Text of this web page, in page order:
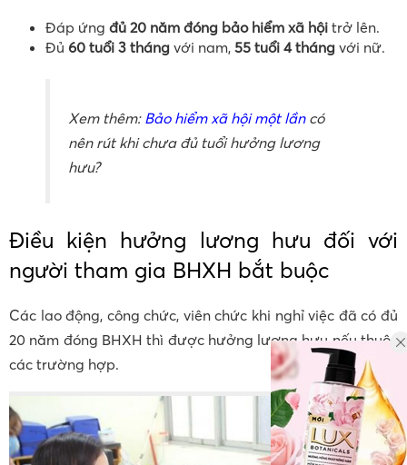
Đáp ứng đủ 20 năm đóng bảo hiểm xã hội trở lên.
Đủ 60 tuổi 3 tháng với nam, 55 tuổi 4 tháng với nữ.
Xem thêm: Bảo hiểm xã hội một lầncó
nên rút khi chưa đủ tuổi hưởng lương
hưu?
Điều kiện hưởng lương hưu đối với
người tham gia BHXH bắt buộc
Các lao động, công chức, viên chức khi nghỉ việc đã có đủ
20 năm đóng BHXH thì được hưởng lương hưu nếu thuộc
các trường hợp.